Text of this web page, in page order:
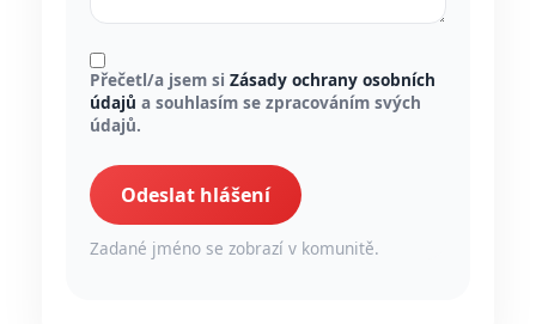
Přečetl/a jsem si Zásady ochrany osobních
údajů a souhlasím se zpracováním svých
údajů.
Odeslat hlášení
Zadané jméno se zobrazí v komunitě.